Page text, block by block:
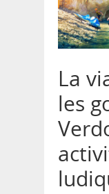
La
les